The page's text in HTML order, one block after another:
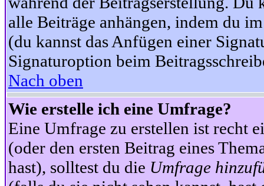
alle Beiträge anhängen, indem du
(du kannst das Anfügen einer
Signaturoption beim
Nach oben
Wie erstelle ich eine Umfrage?
Eine Umfrage zu erstellen ist recht
(oder den ersten Beitrag eines
hast), solltest du die Umfrage